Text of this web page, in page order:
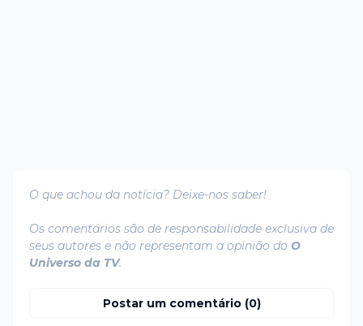
O que achou da notícia? Deixe-nos saber!
Os comentários são de responsabilidade exclusiva de
seus autores e não representam a opinião do O
Universo da TV.
Postar um comentário (0)